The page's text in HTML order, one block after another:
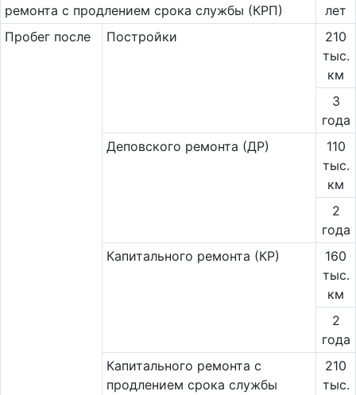
ремонта с продлением срока службы (КРП)
лет
Пробег после
Постройки
210
тыс.
км
3
года
Деповского ремонта (ДР)
110
тыс.
км
2
года
Капитального ремонта (КР)
160
тыс.
км
2
года
Капитального ремонта с
продлением срока службы
210
тыс.